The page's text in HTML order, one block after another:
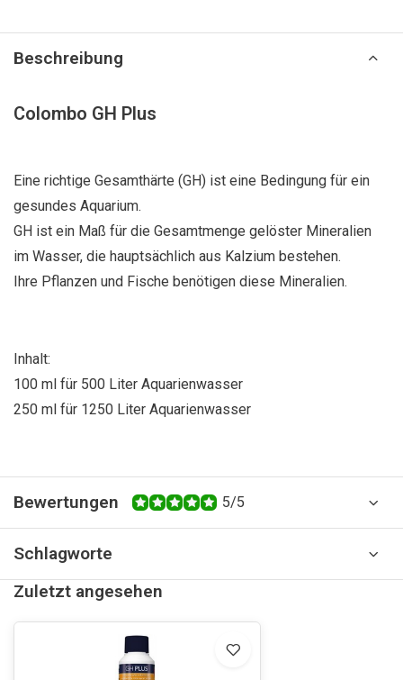
Beschreibung
Colombo GH Plus
Eine richtige Gesamthärte (GH) ist eine Bedingung für ein
gesundes Aquarium.
GH ist ein Maß für die Gesamtmenge gelöster Mineralien
im Wasser, die hauptsächlich aus Kalzium bestehen.
Ihre Pflanzen und Fische benötigen diese Mineralien.
Inhalt:
100 ml für 500 Liter Aquarienwasser
250 ml für 1250 Liter Aquarienwasser
Bewertungen 5/5
Schlagworte
Zuletzt angesehen